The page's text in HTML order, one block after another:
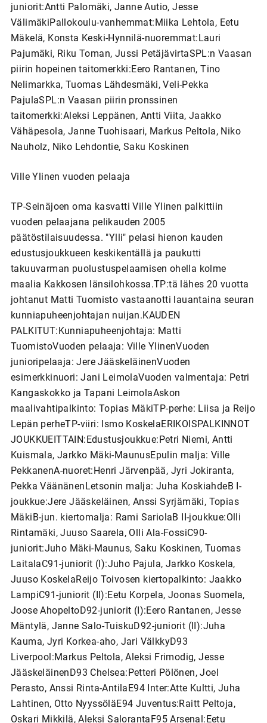
juniorit:Antti Palomäki, Janne Autio, Jesse
VälimäkiPallokoulu-vanhemmat:Miika Lehtola, Eetu
Mäkelä, Konsta Keski-Hynnilä-nuoremmat:Lauri
Pajumäki, Riku Toman, Jussi PetäjävirtaSPL:n Vaasan
piirin hopeinen taitomerkki:Eero Rantanen, Tino
Nelimarkka, Tuomas Lähdesmäki, Veli-Pekka
PajulaSPL:n Vaasan piirin pronssinen
taitomerkki:Aleksi Leppänen, Antti Viita, Jaakko
Vähäpesola, Janne Tuohisaari, Markus Peltola, Niko
Nauholz, Niko Lehdontie, Saku Koskinen
Ville Ylinen vuoden pelaaja
TP-Seinäjoen oma kasvatti Ville Ylinen palkittiin
vuoden pelaajana pelikauden 2005
päätöstilaisuudessa. "Ylli" pelasi hienon kauden
edustusjoukkueen keskikentällä ja paukutti
takuuvarman puolustuspelaamisen ohella kolme
maalia Kakkosen länsilohkossa.TP:tä lähes 20 vuotta
johtanut Matti Tuomisto vastaanotti lauantaina seuran
kunniapuheenjohtajan nuijan.KAUDEN
PALKITUT:Kunniapuheenjohtaja: Matti
TuomistoVuoden pelaaja: Ville YlinenVuoden
junioripelaaja: Jere JääskeläinenVuoden
esimerkkinuori: Jani LeimolaVuoden valmentaja: Petri
Kangaskokko ja Tapani LeimolaAskon
maalivahtipalkinto: Topias MäkiTP-perhe: Liisa ja Reijo
Lepän perheTP-viiri: Ismo KoskelaERIKOISPALKINNOT
JOUKKUEITTAIN:Edustusjoukkue:Petri Niemi, Antti
Kuismala, Jarkko Mäki-MaunusEpulin malja: Ville
PekkanenA-nuoret:Henri Järvenpää, Jyri Jokiranta,
Pekka VäänänenLetsonin malja: Juha KoskiahdeB I-
joukkue:Jere Jääskeläinen, Anssi Syrjämäki, Topias
MäkiB-jun. kiertomalja: Rami SariolaB II-joukkue:Olli
Rintamäki, Juuso Saarela, Olli Ala-FossiC90-
juniorit:Juho Mäki-Maunus, Saku Koskinen, Tuomas
LaitalaC91-juniorit (I):Juho Pajula, Jarkko Koskela,
Juuso KoskelaReijo Toivosen kiertopalkinto: Jaakko
LampiC91-juniorit (II):Eetu Korpela, Joonas Suomela,
Joose AhopeltoD92-juniorit (I):Eero Rantanen, Jesse
Mäntylä, Janne Salo-TuiskuD92-juniorit (II):Juha
Kauma, Jyri Korkea-aho, Jari VälkkyD93
Liverpool:Markus Peltola, Aleksi Frimodig, Jesse
JääskeläinenD93 Chelsea:Petteri Pölönen, Joel
Perasto, Anssi Rinta-AntilaE94 Inter:Atte Kultti, Juha
Lahtinen, Otto NyyssöläE94 Juventus:Raitt Peltoja,
Oskari Mikkilä, Aleksi SalorantaF95 Arsenal:Eetu